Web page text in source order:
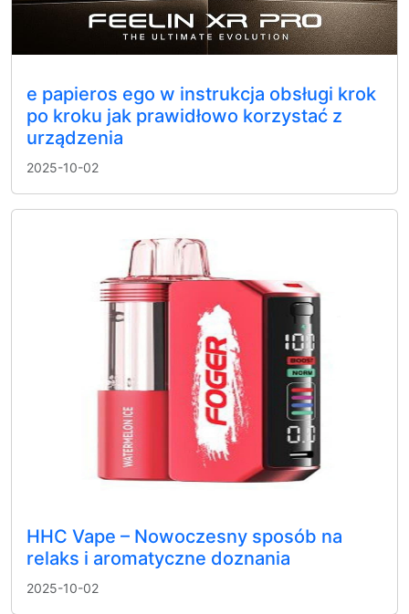
e papieros ego w instrukcja obsługi krok
po kroku jak prawidłowo korzystać z
urządzenia
2025-10-02
HHC Vape – Nowoczesny sposób na
relaks i aromatyczne doznania
2025-10-02